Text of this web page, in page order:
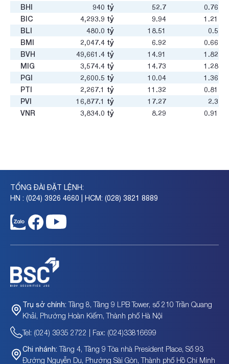
BHI
940 tỷ 52.7
0.76
BIC
4,293.9 tỷ 9.94
1.21
BLI
480.0 tỷ 18.51
0.5
BMI
2,047.4 tỷ 6.92
0.66
BVH
49,661.4 tỷ 14.91
1.82
MIG
3,574.4 tỷ 14.73
1.28
PGI
2,600.5 tỷ 10.04
1.36
PTI
2,267.1 tỷ 11.32
0.81
PVI
16,877.1 tỷ 17.27
2.3
VNR
3,834.0 tỷ 8.29 0.91
TỔNG ĐÀI ĐẶT LỆNH:
HN : (024) 3926 4660 | HCM: (028) 3821 8889
Trụ sở chính: Tầng 8, Tầng 9 LPB Tower, số 210 Trần Quang
Khải, Phường Hoàn Kiếm, Thành phố Hà Nội
Tel: (024) 3935 2722 | Fax: (024)33816699
Chi nhánh: Tầng 4, Tầng 9 Tòa nhà President Place, Số 93
Đường Nguyễn Du, Phường Sài Gòn, Thành phố Hồ Chí Minh